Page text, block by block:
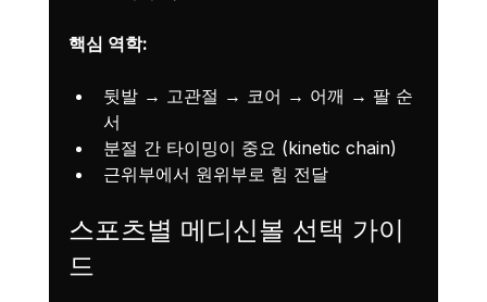
핵심 역학:
뒷발 → 고관절 → 코어 → 어깨 → 팔 순
서
분절 간 타이밍이 중요 (kinetic chain)
근위부에서 원위부로 힘 전달
스포츠별 메디신볼 선택 가이
드